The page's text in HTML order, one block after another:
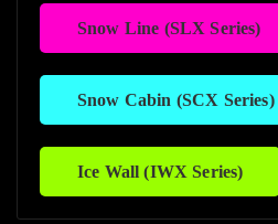
Snow Line (SLX Series)
Snow Cabin (SCX Series)
Ice Wall (IWX Series)